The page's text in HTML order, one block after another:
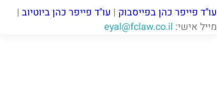
עו"ד פייפר כהן בפייסבוק | עו"ד פייפר כהן ביוטיוב |
מייל אישי: eyal@fclaw.co.il